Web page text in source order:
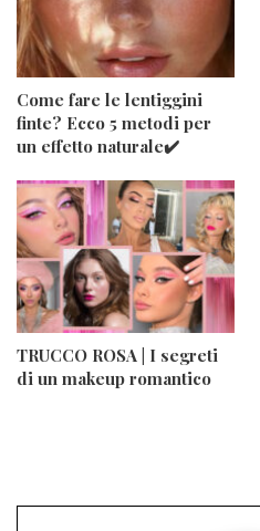
Come fare le lentiggini
finte? Ecco 5 metodi per
un effetto naturale✔️
TRUCCO ROSA | I segreti
di un makeup romantico